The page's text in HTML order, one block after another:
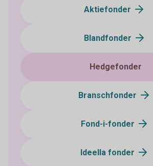
Aktiefonder
Blandfonder
Hedgefonder
Branschfonder
Fond-i-fonder
Ideella fonder